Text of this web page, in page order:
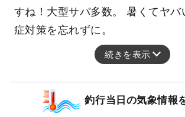
すね！大型サバ多数。 暑くてヤバ
症対策を忘れずに。
続きを表示
釣行当日の気象情報